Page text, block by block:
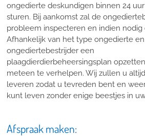
ongedierte deskundigen binnen 24
sturen. Bij aankomst zal de
probleem inspecteren en indien nodig
Afhankelijk van het type ongedierte
ongediertebestrijder een
plaagdierdierbeheersingsplan
meteen te verhelpen. Wij zullen u
leveren zodat u tevreden bent en
kunt leven zonder enige beestjes in
Afspraak maken: